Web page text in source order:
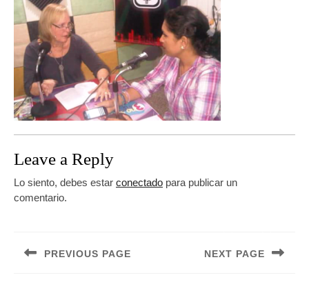
Leave a Reply
Lo siento, debes estar conectado para publicar un
comentario.
de
PREVIOUS PAGE NEXT PAGE